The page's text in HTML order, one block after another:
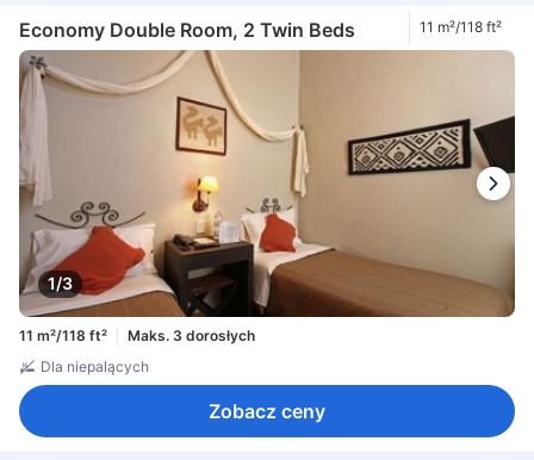
Economy Double Room, 2 Twin Beds 11 m²/118 ft²
1/3
11 m²/118 ft²
Maks. 3 dorosłych
Dla niepalących
Zobacz ceny